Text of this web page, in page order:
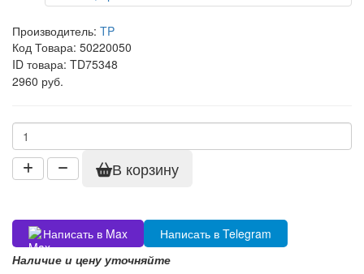
Производитель: TP
Код Товара: 50220050
ID товара: TD75348
2960 руб.
В корзину
Написать в Max
Написать в Telegram
Наличие и цену уточняйте